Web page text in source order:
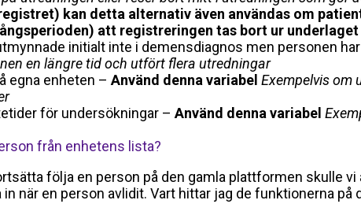
kan detta alternativ även användas om
att registreringen tas bort ur
initialt inte i demensdiagnos men personen
en längre tid och utfört flera utredningar
egna enheten – Använd denna variabel Exempelvis om
för undersökningar –Använd denna variabel
från enhetens lista?
följa en person på den gamla plattformen skulle
när en person avlidit. Vart hittar jag de funktionerna på